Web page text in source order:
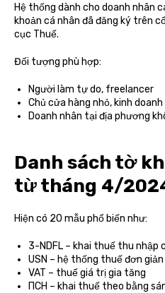
Hệ thống dành cho doanh nhân
khoản cá nhân đã đăng ký trên
cục Thuế.
Đối tượng phù hợp:
Người làm tự do, freelancer
Chủ cửa hàng nhỏ, kinh
Doanh nhân tại địa phương
Danh sách tờ
từ tháng 4/
Hiện có 20 mẫu phổ biến như:
3-NDFL – khai thuế thu nhập
USN – hệ thống thuế đơn giản
VAT – thuế giá trị gia tăng
ПСН – khai thuế theo bằng